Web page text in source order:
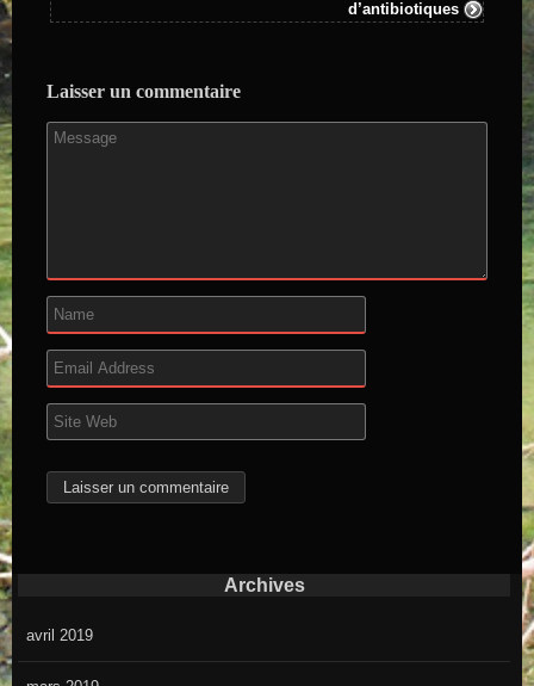
d’antibiotiques
Laisser un commentaire
Archives
avril 2019